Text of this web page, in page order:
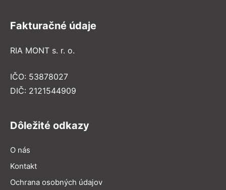
Fakturačné údaje
RIA MONT s. r. o.
IČO: 53878027
DIČ: 2121544909
Dôležité odkazy
O nás
Kontakt
Ochrana osobných údajov